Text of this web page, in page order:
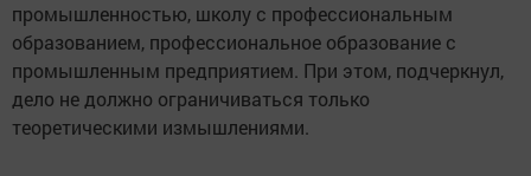
промышленностью, школу с профессиональным
образованием, профессиональное образование с
промышленным предприятием. При этом, подчеркнул,
дело не должно ограничиваться только
теоретическими измышлениями.